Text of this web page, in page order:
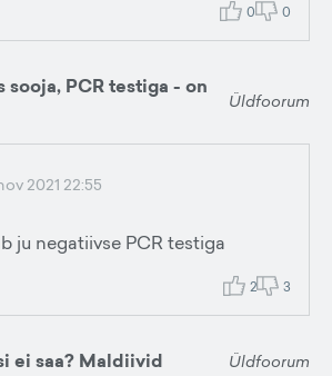
0 0
sooja, PCR testiga - on
Üldfoorum
2021 22:55
ju negatiivse PCR testiga
2 3
ei saa? Maldiivid Üldfoorum